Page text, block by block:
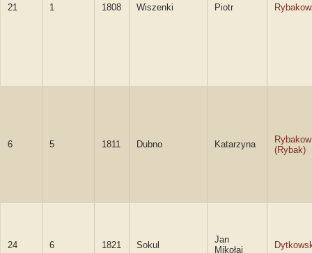
21 1 1808 Wiszenki Piotr
6 5 1811 Dubno Katarzyna
Rybakow
(Rybak)
24 6 1821 Sokul
Jan
Mikołaj